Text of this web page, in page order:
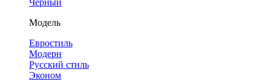
Черный
Модель
Евростиль
Модерн
Русский стиль
Эконом